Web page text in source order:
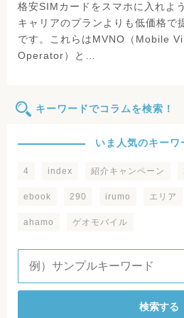
格安SIMカードをスマホに入れよ
キャリアのプランよりも低価格で
です。これらはMVNO（Mobile
Operator）と…
キーワードでコラムを検索！
いま人気のキーワ
4 index 紹介キャンペーン
ebook 290 irumo エリア
ahamo ゲオモバイル
検索する